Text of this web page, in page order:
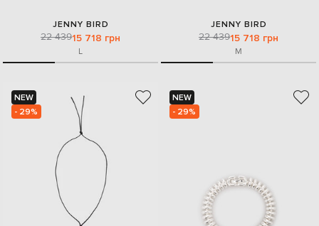
JENNY BIRD
22 43915 718 грн
L
JENNY BIRD
22 43915 718 грн
M
NEW
- 29%
NEW
- 29%